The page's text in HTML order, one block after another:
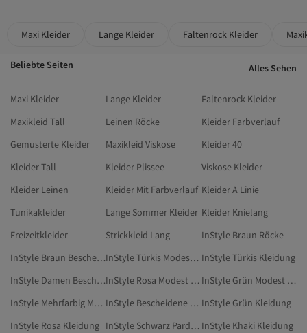
Maxi Kleider Lange Kleider Faltenrock Kleider
Beliebte Seiten Alles Sehen
Maxi Kleider Lange Kleider
Faltenrock Kleider
Maxikleid Tall
Leinen Röcke
Kleider Farbverlauf
Gemusterte Kleider
Maxikleid Viskose
Kleider 40
Kleider Tall
Kleider Plissee
Viskose Kleider
Kleider Leinen
Kleider Mit Farbverlauf Kleider A Linie
Tunikakleider
Lange Sommer Kleider Kleider Knielang
Freizeitkleider
Strickkleid Lang
InStyle Braun Röcke
InStyle Braun Bescheidene Röcke
InStyle Türkis Modest Kleidung InStyle Türkis Kleidung
InStyle Damen Bescheidene Kleider
InStyle Rosa Modest Kleidung
InStyle Grün Modest Kleidung
InStyle Mehrfarbig Modest Kleidung
InStyle Bescheidene Kleider InStyle Grün Kleidung
InStyle Rosa Kleidung
InStyle Schwarz Pardesü InStyle Khaki Kleidung